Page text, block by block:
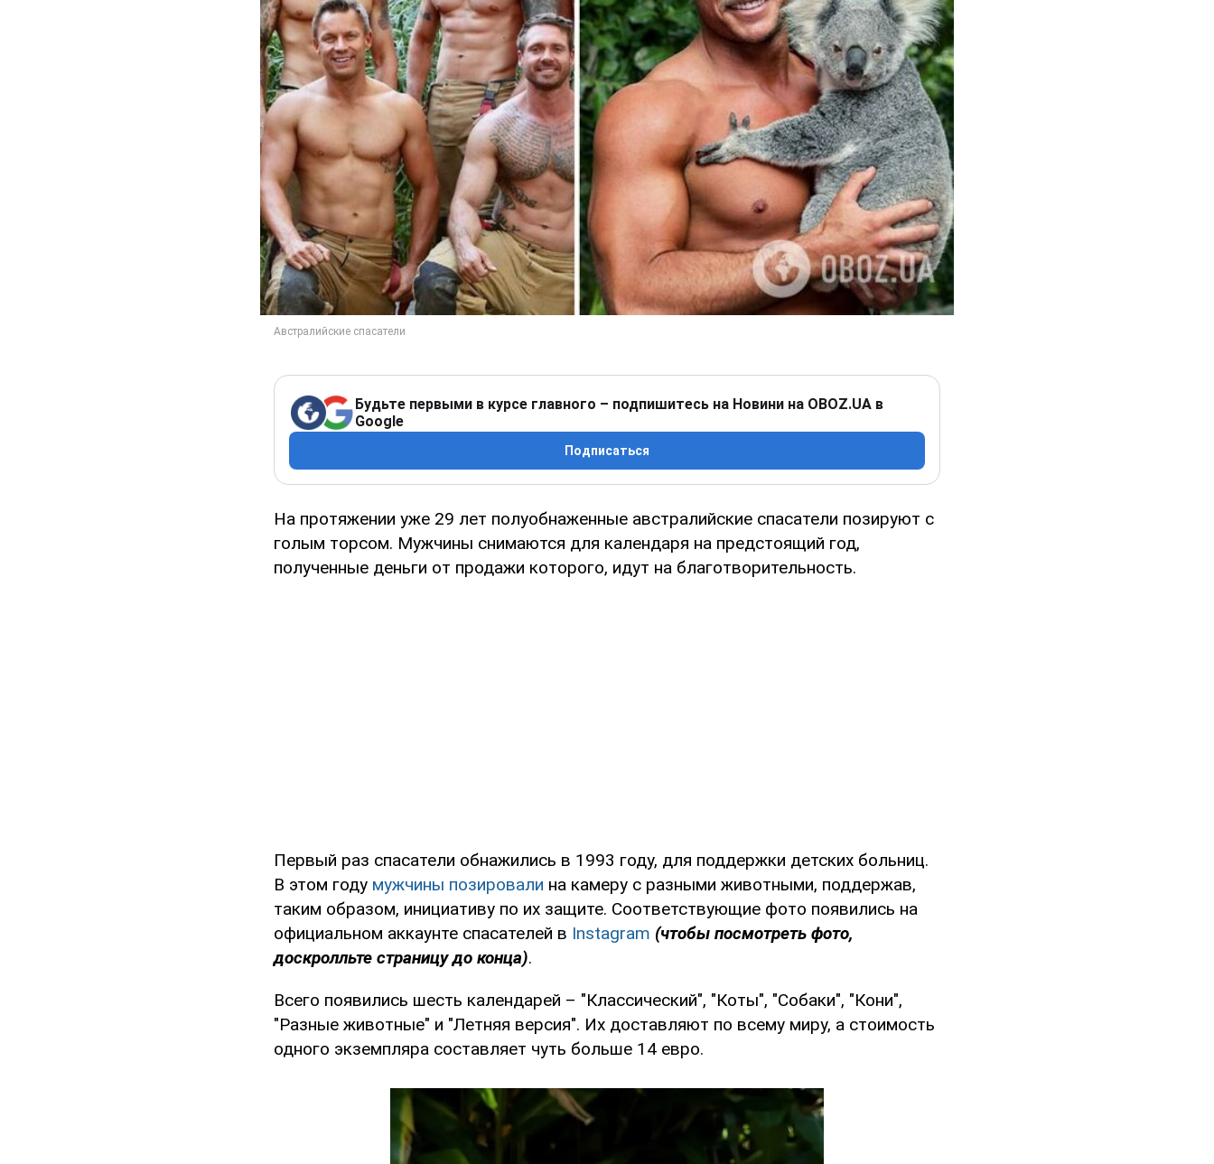
Будьте первыми в курсе главного – подпишитесь на Новини на OBOZ.UA в
Google
Подписаться
На протяжении уже 29 лет полуобнаженные австралийские спасатели позируют с
голым торсом. Мужчины снимаются для календаря на предстоящий год,
полученные деньги от продажи которого, идут на благотворительность.
Первый раз спасатели обнажились в 1993 году, для поддержки детских больниц.
В этом году мужчины позировали на камеру с разными животными, поддержав,
таким образом, инициативу по их защите. Соответствующие фото появились на
официальном аккаунте спасателей в Instagram (чтобы посмотреть фото,
доскролльте страницу до конца).
Всего появились шесть календарей – "Классический", "Коты", "Собаки", "Кони",
"Разные животные" и "Летняя версия". Их доставляют по всему миру, а стоимость
одного экземпляра составляет чуть больше 14 евро.